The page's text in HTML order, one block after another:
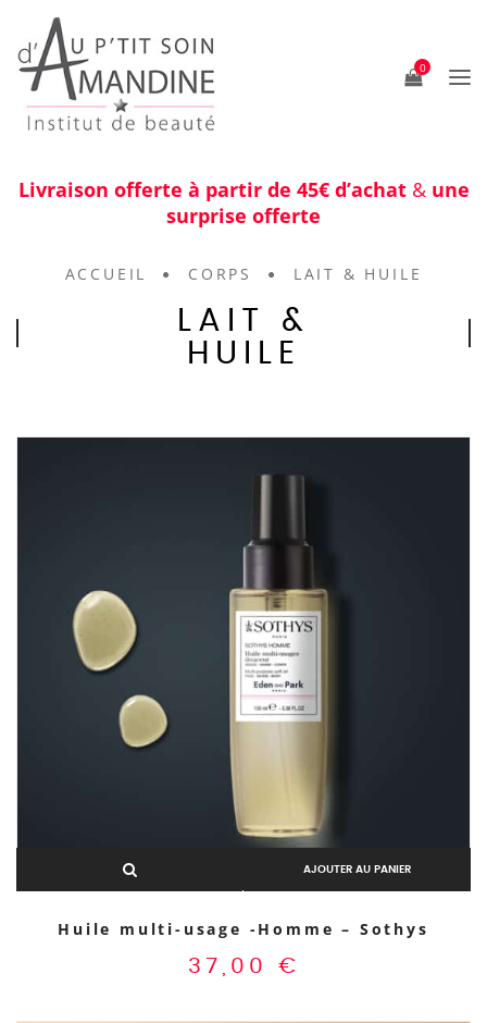
0
Livraison offerte à partir de 45€ d’achat & une
surprise offerte
ACCUEIL CORPS LAIT & HUILE
LAIT &
HUILE
AJOUTER AU PANIER
Huile multi-usage -Homme – Sothys
37,00 €